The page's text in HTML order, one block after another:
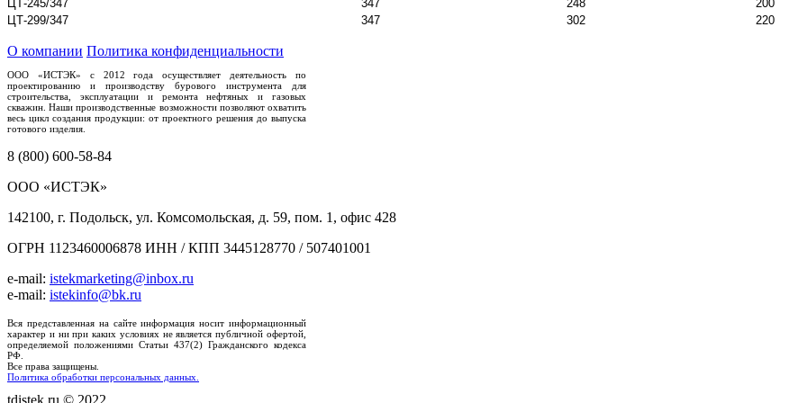
ЦТ-245/347
347 248 200
ЦТ-299/347
347 302 220
О компании Политика конфиденциальности
ООО «ИСТЭК» с 2012 года осуществляет деятельность по
проектированию и производству бурового инструмента для
строительства, эксплуатации и ремонта нефтяных и газовых
скважин. Наши производственные возможности позволяют охватить
весь цикл создания продукции: от проектного решения до выпуска
готового изделия.
8 (800) 600-58-84
ООО «ИСТЭК»
142100, г. Подольск, ул. Комсомольская, д. 59, пом. 1, офис 428
ОГРН 1123460006878 ИНН / КПП 3445128770 / 507401001
e-mail: istekmarketing@inbox.ru
e-mail: istekinfo@bk.ru
Вся представленная на сайте информация носит информационный
характер и ни при каких условиях не является публичной офертой,
определяемой положениями Статьи 437(2) Гражданского кодекса
РФ.
Все права защищены.
Политика обработки персональных данных.
tdistek.ru © 2022